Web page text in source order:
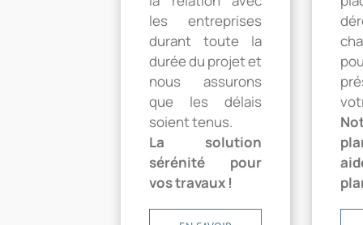
les entreprises
durant toute la
durée du projet et
nous assurons
que les délais
soient tenus.
La solution
sérénité pour
vos travaux !